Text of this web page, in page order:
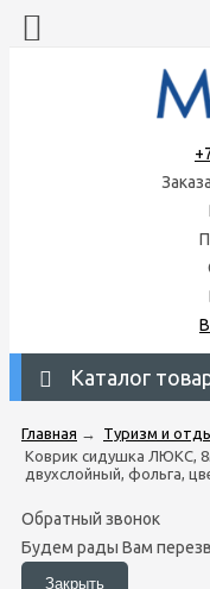
Каталог
Главная → Туризм и
Коврик сидушка ЛЮКС,
двухслойный, фольга,
Обратный звонок
Будем рады Вам